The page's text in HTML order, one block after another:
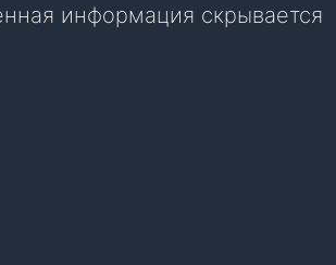
информация скрывается